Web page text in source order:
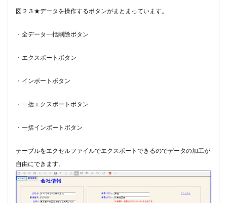
図２３★データを操作するボタンがまとまっています。
・全データ一括削除ボタン
・エクスポートボタン
・インポートボタン
・一括エクスポートボタン
・一括インポートボタン​
​テーブルをエクセルファイルでエクスポートできるのでデータの加工が
自由にできます。